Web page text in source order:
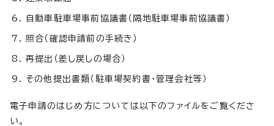
自動車駐車場事前協議書（隔地駐車場事前協議書）
照合（確認申請前の手続き）
再提出（差し戻しの場合）
その他提出書類（駐車場契約書・管理会社等）
電子申請のはじめ方については以下のファイルをご覧くださ
い。